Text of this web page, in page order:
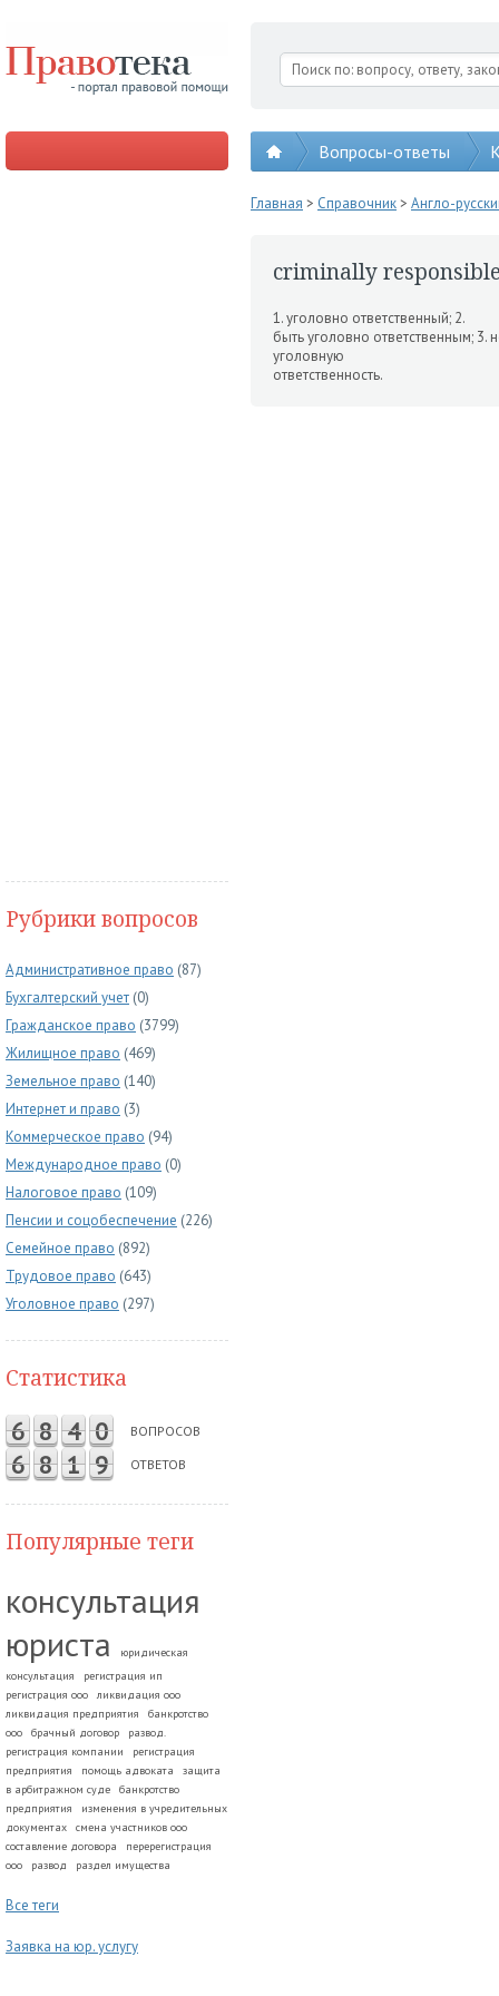
Вопросы-ответы
Рубрики вопросов
Административное право (87)
Бухгалтерский учет (0)
Гражданское право (3799)
Жилищное право (469)
Земельное право (140)
Интернет и право (3)
Коммерческое право (94)
Международное право (0)
Налоговое право (109)
Пенсии и соцобеспечение (226)
Семейное право (892)
Трудовое право (643)
Уголовное право (297)
Статистика
6 8 4 0 ВОПРОСОВ
6 8 1 9 ОТВЕТОВ
Популярные теги
консультация
юриста
юридическая
консультация
регистрация ип
регистрация ооо
ликвидация ооо
ликвидация предприятия
банкротство
ооо
брачный договор
развод.
регистрация компании
регистрация
предприятия
помощь адвоката
защита
в арбитражном суде
банкротство
предприятия
изменения в учредительных
документах
смена участников ооо
составление договора
перерегистрация
ооо
развод раздел имущества
Все теги
Заявка на юр. услугу
Главная > Справочник> Англо-
criminally
1. уголовно от­ветственный; 2.
быть уголовно ответственным; 3.
уголовную
ответственность.